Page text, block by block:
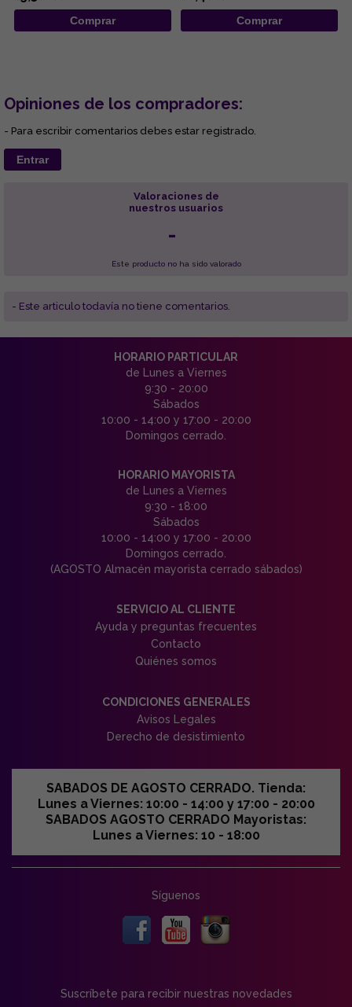
Comprar Comprar
Opiniones de los compradores:
- Para escribir comentarios debes estar registrado.
Entrar
Valoraciones de
nuestros usuarios
-
Este producto no ha sido valorado
- Este articulo todavía no tiene comentarios.
HORARIO PARTICULAR
de Lunes a Viernes
9:30 - 20:00
Sábados
10:00 - 14:00 y 17:00 - 20:00
Domingos cerrado.
HORARIO MAYORISTA
de Lunes a Viernes
9:30 - 18:00
Sábados
10:00 - 14:00 y 17:00 - 20:00
Domingos cerrado.
(AGOSTO Almacén mayorista cerrado sábados)
SERVICIO AL CLIENTE
Ayuda y preguntas frecuentes
Contacto
Quiénes somos
CONDICIONES GENERALES
Avisos Legales
Derecho de desistimiento
SABADOS DE AGOSTO CERRADO. Tienda:
Lunes a Viernes: 10:00 - 14:00 y 17:00 - 20:00
SABADOS AGOSTO CERRADO Mayoristas:
Lunes a Viernes: 10 - 18:00
Síguenos
Suscríbete para recibir nuestras novedades